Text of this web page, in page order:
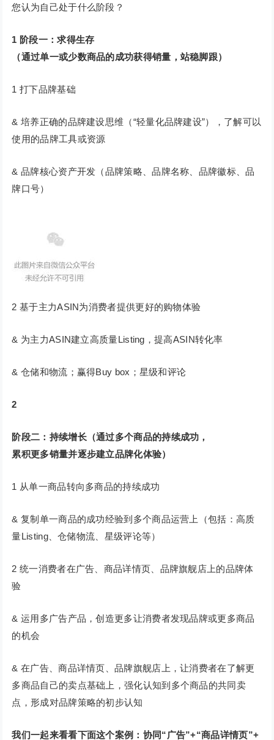
您认为自己处于什么阶段？
1 阶段一：求得生存
（通过单一或少数商品的成功获得销量，站稳脚跟）
1 打下品牌基础
& 培养正确的品牌建设思维（“轻量化品牌建设”），了解可以
使用的品牌工具或资源
& 品牌核心资产开发（品牌策略、品牌名称、品牌徽标、品
牌口号）
2 基于主力ASIN为消费者提供更好的购物体验
& 为主力ASIN建立高质量Listing，提高ASIN转化率
& 仓储和物流；赢得Buy box；星级和评论
2
阶段二：持续增长（通过多个商品的持续成功，
累积更多销量并逐步建立品牌化体验）
1 从单一商品转向多商品的持续成功
& 复制单一商品的成功经验到多个商品运营上（包括：高质
量Listing、仓储物流、星级评论等）
2 统一消费者在广告、商品详情页、品牌旗舰店上的品牌体
验
& 运用多广告产品，创造更多让消费者发现品牌或更多商品
的机会
& 在广告、商品详情页、品牌旗舰店上，让消费者在了解更
多商品自己的卖点基础上，强化认知到多个商品的共同卖
点，形成对品牌策略的初步认知
我们一起来看看下面这个案例：协同“广告”+“商品详情页”+